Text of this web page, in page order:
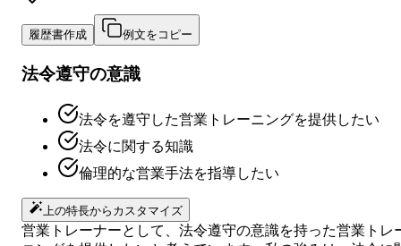
履歴書作成 例文をコピー
法令遵守の意識
法令を遵守した営業トレーニングを提供したい
法令に関する知識
倫理的な営業手法を指導したい
上の特長からカスタマイズ
営業トレーナーとして、法令遵守の意識を持った営業トレ